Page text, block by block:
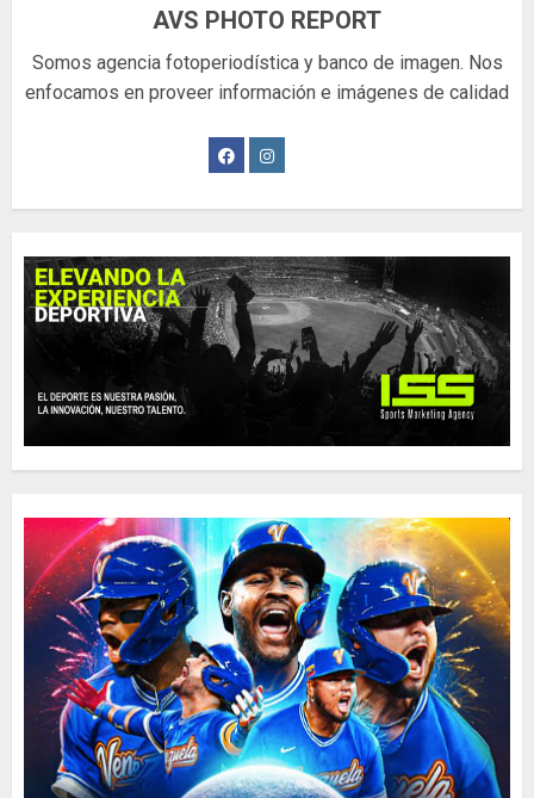
AVS PHOTO REPORT
Somos agencia fotoperiodística y banco de imagen. Nos
enfocamos en proveer información e imágenes de calidad